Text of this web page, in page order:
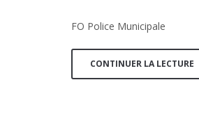
FO Police Municipale
CONTINUER LA LECTURE